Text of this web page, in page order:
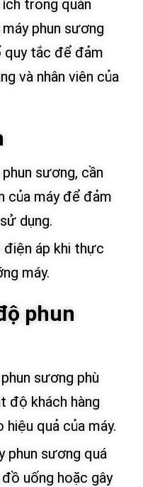
trong quán
phun sương
quy tắc để đảm
và nhân viên của
sương, cần
của máy để đảm
dụng.
điện áp khi thực
máy.
phun
sương phù
độ khách hàng
quả của máy.
phun sương quá
uống hoặc gây